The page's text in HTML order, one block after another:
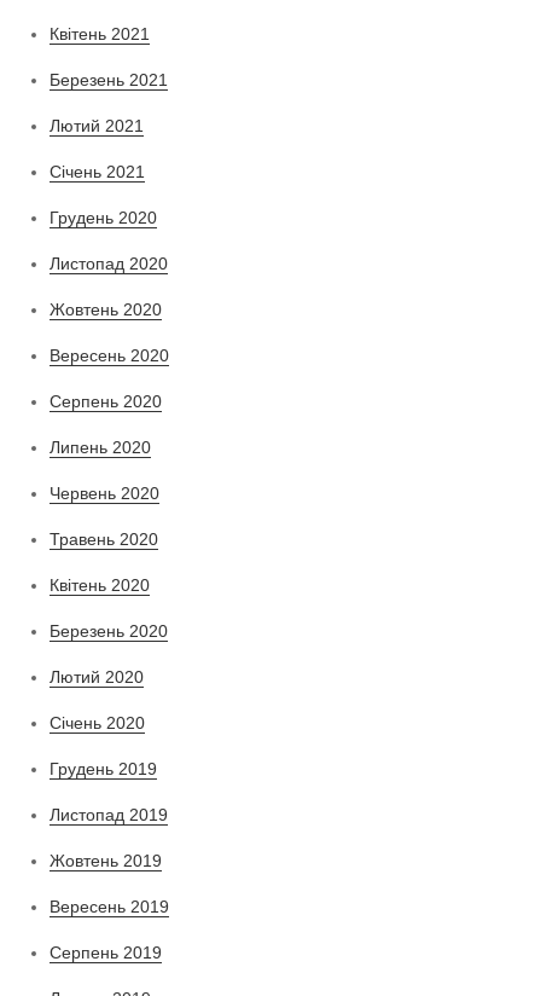
Квітень 2021
Березень 2021
Лютий 2021
Січень 2021
Грудень 2020
Листопад 2020
Жовтень 2020
Вересень 2020
Серпень 2020
Липень 2020
Червень 2020
Травень 2020
Квітень 2020
Березень 2020
Лютий 2020
Січень 2020
Грудень 2019
Листопад 2019
Жовтень 2019
Вересень 2019
Серпень 2019